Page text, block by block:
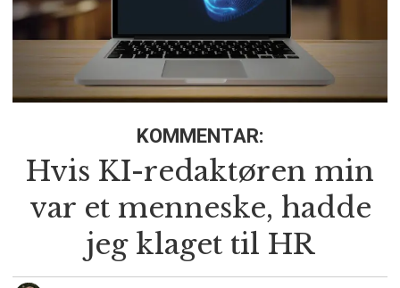
KOMMENTAR:
Hvis KI-redaktøren min
var et menneske, hadde
jeg klaget til HR